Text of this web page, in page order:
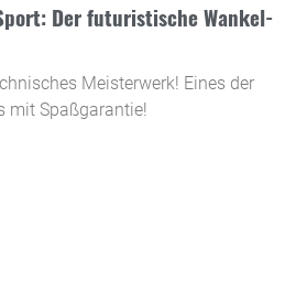
Der futuristische Wankel-
Meisterwerk! Eines der
mit Spaßgarantie!